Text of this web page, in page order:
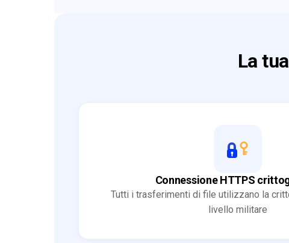
La
Connessione HTTPS
Tutti i trasferimenti di file utilizzano la
livello militare